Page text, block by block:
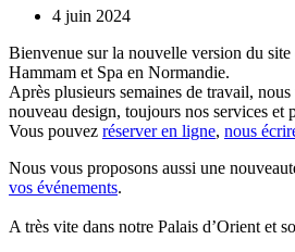
4 juin 2024
Bienvenue sur la nouvelle version du site
Hammam et Spa en Normandie.
Après plusieurs semaines de travail,
nouveau design, toujours nos services et
Vous pouvez réserver en ligne, nous
Nous vous proposons aussi une
vos événements.
A très vite dans notre Palais d’Orient et